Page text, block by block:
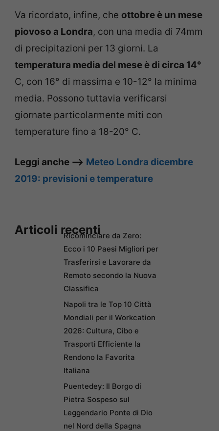
Va ricordato, infine, che ottobre è un mese
piovoso a Londra, con una media di 74mm
di precipitazioni per 13 giorni. La
temperatura media del mese è di circa 14°
C, con 16° di massima e 10-12° la minima
media. Possono tuttavia verificarsi
giornate particolarmente miti con
temperature fino a 18-20° C.
Leggi anche –> Meteo Londra dicembre
2019: previsioni e temperature
Articoli recentiRicominciare da Zero:
Ecco i 10 Paesi Migliori per
Trasferirsi e Lavorare da
Remoto secondo la Nuova
Classifica
Napoli tra le Top 10 Città
Mondiali per il Workcation
2026: Cultura, Cibo e
Trasporti Efficiente la
Rendono la Favorita
Italiana
Puentedey: Il Borgo di
Pietra Sospeso sul
Leggendario Ponte di Dio
nel Nord della Spagna